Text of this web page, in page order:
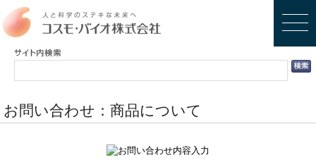
お問い合わせ：商品について